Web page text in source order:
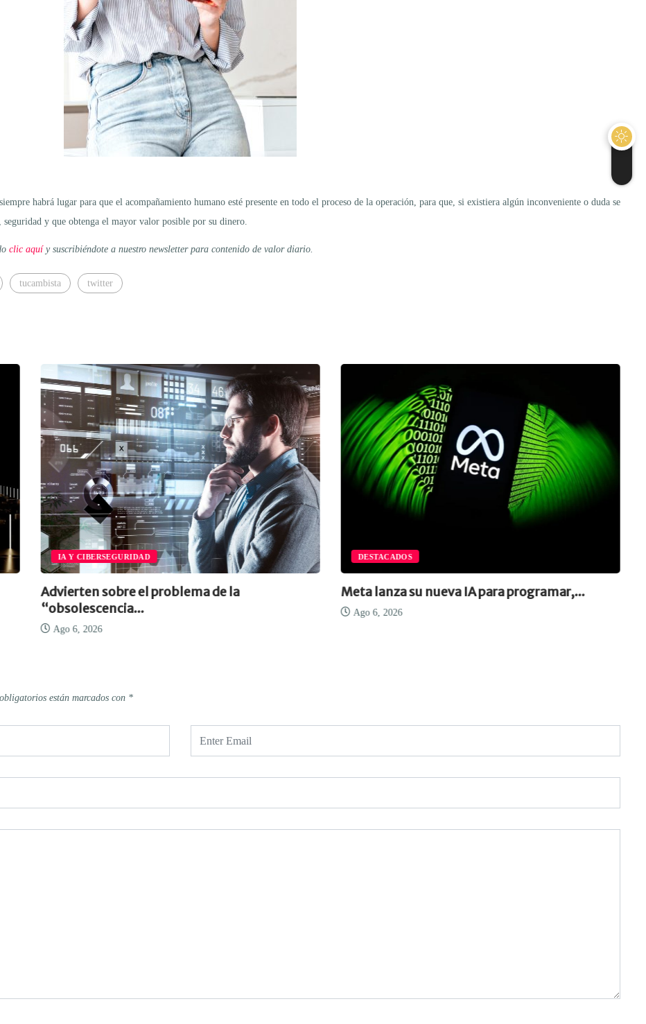
habrá lugar para que el acompañamiento humano esté presente en todo el proceso de la operación, para que, si existiera algún inconveniente o duda se
y que obtenga el mayor valor posible por su dinero.
clic aquíy suscribiéndote a nuestro newsletter para contenido de valor diario.
tucambista twitter
IA Y CIBERSEGURIDAD
Advierten sobre el problema de la
“obsolescencia...
Ago 6, 2026
DESTACADOS
Meta lanza su nueva IA para programar,...
Ago 6, 2026
están marcados con *